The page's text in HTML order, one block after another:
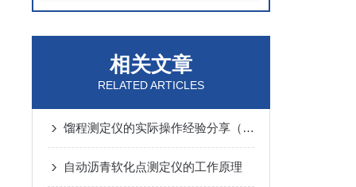
相关文章
RELATED ARTICLES
馏程测定仪的实际操作经验分享（全是干货）
​自动沥青软化点测定仪的工作原理